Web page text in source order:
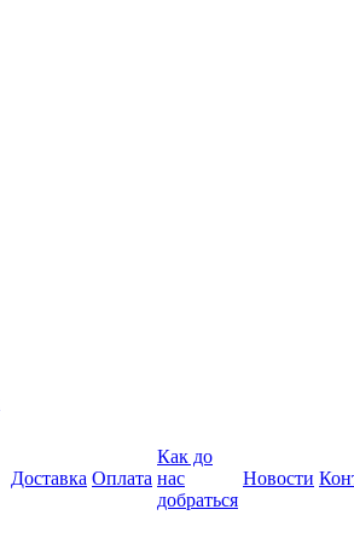
Доставка Оплата
Как до
нас
добраться
Новости